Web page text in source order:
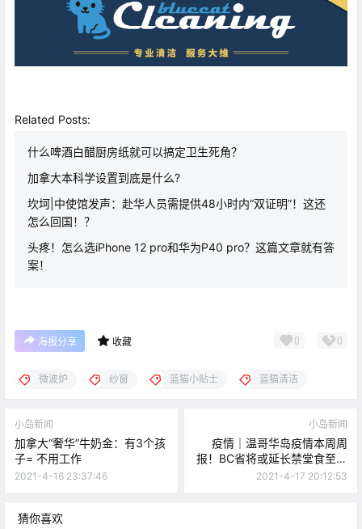
Related Posts:
什么啤酒白醋厨房纸就可以搞定卫生死角？
加拿大本科学设置到底是什么?
坎坷|中使馆发声：赴华人员需提供48小时内“双证明”！这还
怎么回国！？
头疼！怎么选iPhone 12 pro和华为P40 pro？这篇文章就有答
案！
海报分享 收藏 0 0
微波炉 纱窗 蓝猫小贴士 蓝猫清洁
小岛新闻
加拿大“奢华”牛奶金：有3个孩
子= 不用工作
2021-4-16 23:37:46
小岛新闻
疫情｜温哥华岛疫情本周周
报！BC省将或延长禁堂食至五
月...
2021-4-17 20:12:53
猜你喜欢